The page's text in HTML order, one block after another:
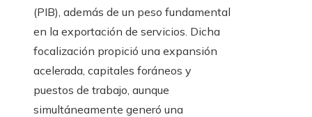
(PIB), además de un peso fundamental
en la exportación de servicios. Dicha
focalización propició una expansión
acelerada, capitales foráneos y
puestos de trabajo, aunque
simultáneamente generó una